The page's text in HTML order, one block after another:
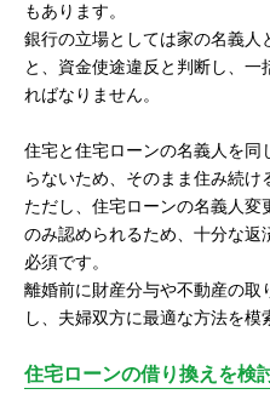
もあります。
銀行の立場としては家の名義人
と、資金使途違反と判断し、
ればなりません。
住宅と住宅ローンの名義人を同
らないため、そのまま住み続け
ただし、住宅ローンの名義人
のみ認められるため、十分な返
必須です。
離婚前に財産分与や不動産の取
し、夫婦双方に最適な方法を模
住宅ローンの借り換えを検